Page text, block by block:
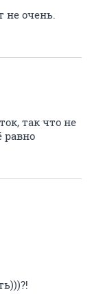
не очень.
так что не
равно